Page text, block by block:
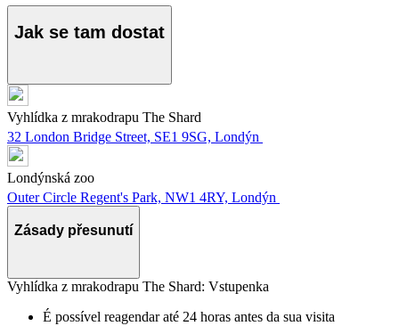
Jak se tam dostat
Vyhlídka z mrakodrapu The Shard
32 London Bridge Street, SE1 9SG, Londýn
Londýnská zoo
Outer Circle Regent's Park, NW1 4RY, Londýn
Zásady přesunutí
Vyhlídka z mrakodrapu The Shard: Vstupenka
É possível reagendar até 24 horas antes da sua visita